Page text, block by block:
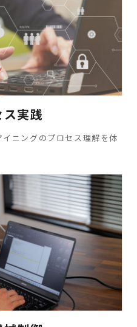
実践
ニングのプロセス理解を体